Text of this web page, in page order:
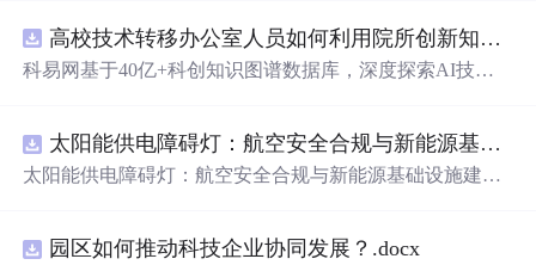
高校技术转移办公室人员如何利用院所创新知识图谱发现技术转化瓶颈？.docx
科易网基于40亿+科创知识图谱数据库，深度探索AI技术
新领域的AI+数智化解决方案，推动科技创新与产业创新
智能化发展。
太阳能供电障碍灯：航空安全合规与新能源基础设施建设驱动的离网照明市场.docx
太阳能供电障碍灯：航空安全合规与新能源基础设施建设
园区如何推动科技企业协同发展？.docx